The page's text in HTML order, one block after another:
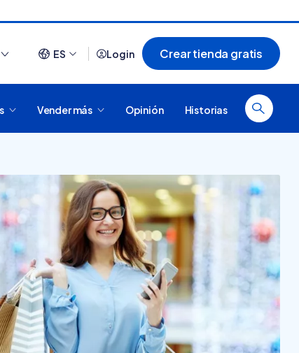
es comprar en
Conocé
para vender más
20 tiendas online
argentinas creadas con
Tiendanube
ES Login Crear tienda gratis
Vender más Opinión Historias